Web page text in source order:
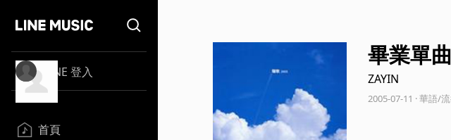
LINE 登入
首頁
畢業單
ZAYIN
2005-07-11 · 華語/